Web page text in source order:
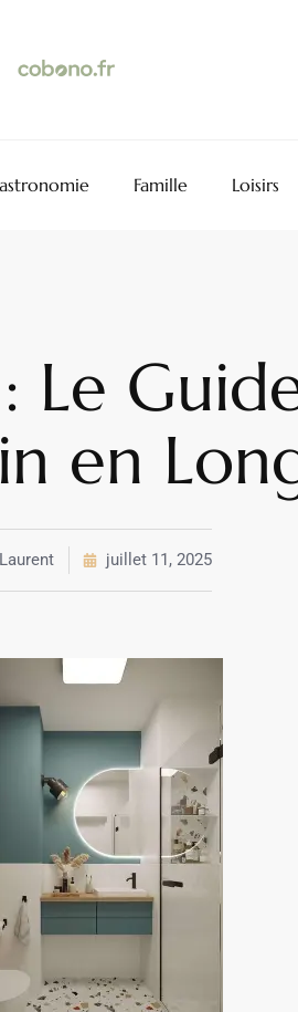
Famille Loisirs
: Le
en
juillet 11, 2025